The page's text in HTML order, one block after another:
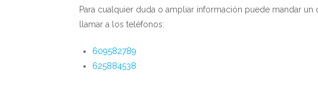
Para cualquier duda o ampliar información puede mandar
llamar a los teléfonos:
609582789
625884538